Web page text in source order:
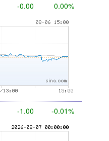
0.00%
-1.00 -0.01%